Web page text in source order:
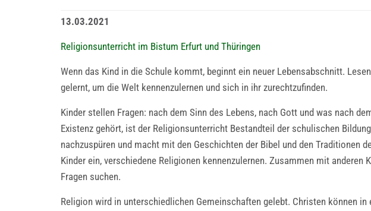
13.03.2021
Religionsunterricht im Bistum Erfurt und Thüringen
Wenn das Kind in die Schule kommt, beginnt ein neuer Lebensabschnitt.
gelernt, um die Welt kennenzulernen und sich in ihr zurechtzufinden.
Kinder stellen Fragen: nach dem Sinn des Lebens, nach Gott und was nach
Existenz gehört, ist der Religionsunterricht Bestandteil der schulischen
nachzuspüren und macht mit den Geschichten der Bibel und den Traditionen
Kinder ein, verschiedene Religionen kennenzulernen. Zusammen mit anderen
Fragen suchen.
Religion wird in unterschiedlichen Gemeinschaften gelebt. Christen können